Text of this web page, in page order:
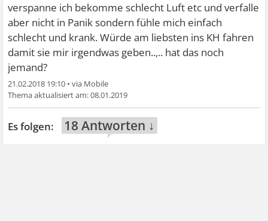
verspanne ich bekomme schlecht Luft etc und verfalle
aber nicht in Panik sondern fühle mich einfach
schlecht und krank. Würde am liebsten ins KH fahren
damit sie mir irgendwas geben..,.. hat das noch
jemand?
21.02.2018 19:10 •
08.01.2019
18 Antworten ↓